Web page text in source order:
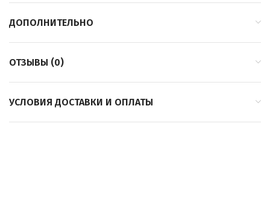
ДОПОЛНИТЕЛЬНО
ОТЗЫВЫ (0)
УСЛОВИЯ ДОСТАВКИ И ОПЛАТЫ